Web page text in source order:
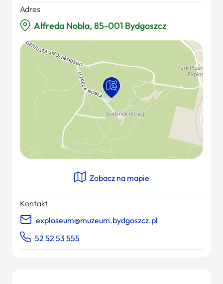
Adres
Alfreda Nobla, 85-001 Bydgoszcz
Zobacz na mapie
Kontakt
exploseum@muzeum.bydgoszcz.pl
52 52 53 555